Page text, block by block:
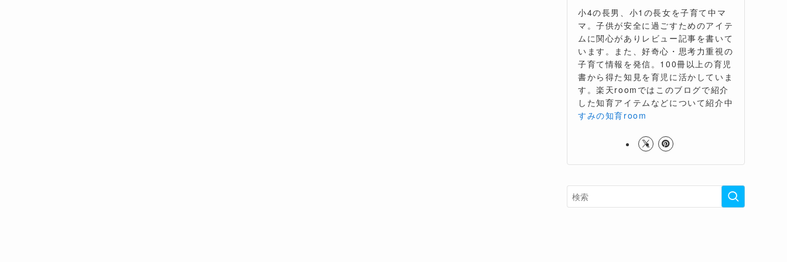
小4の長男、小1の長女を子育て中マ
マ。子供が安全に過ごすためのアイテ
ムに関心がありレビュー記事を書いて
います。また、好奇心・思考力重視の
子育て情報を発信。100冊以上の育児
書から得た知見を育児に活かしていま
す。楽天roomではこのブログで紹介
した知育アイテムなどについて紹介中
すみの知育room